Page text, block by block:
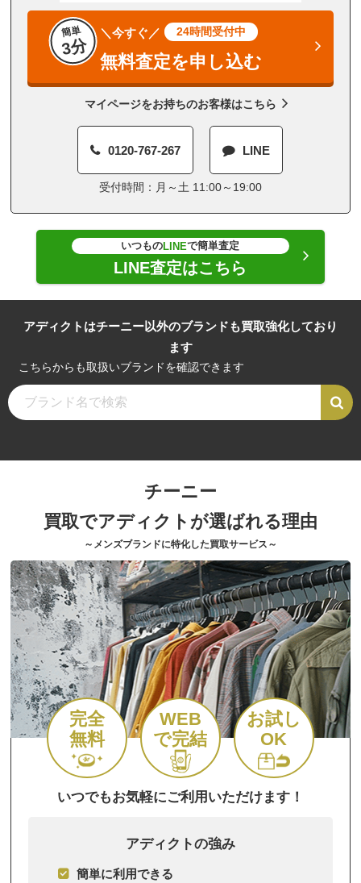
簡単
3分
＼今すぐ／ 24時間受付中
無料査定を申し込む
マイページをお持ちのお客様はこちら
0120-767-267 LINE
受付時間：月～土 11:00～19:00
いつものLINEで簡単査定
LINE査定はこちら
アディクトはチーニー以外のブランドも買取強化しており
ます
こちらからも取扱いブランドを確認できます
チーニー
買取でアディクトが選ばれる理由
～メンズブランドに特化した買取サービス～
完全
無料
WEB
で完結
お試し
OK
いつでもお気軽にご利用いただけます！
アディクトの強み
簡単に利用できる